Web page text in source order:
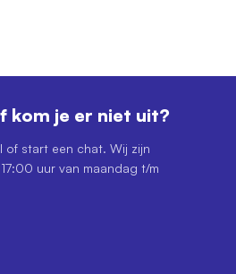
kom je er niet uit?
of start een chat. Wij zijn
uur van maandag t/m